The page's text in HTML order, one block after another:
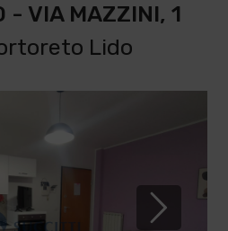
- VIA MAZZINI, 1
Lido